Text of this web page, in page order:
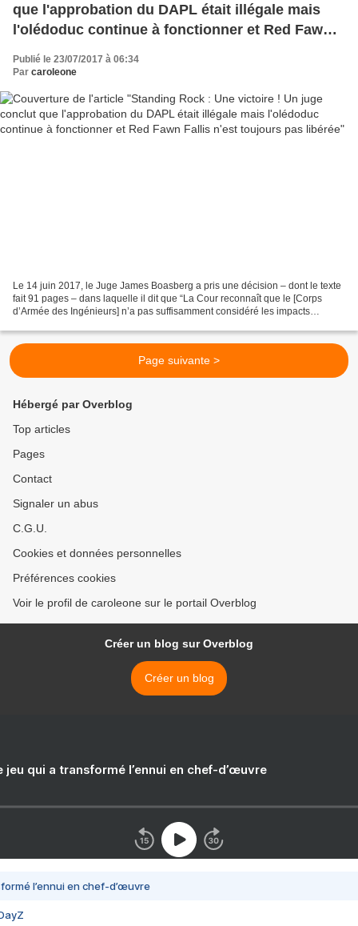
que l'approbation du DAPL était illégale mais
l'olédoduc continue à fonctionner et Red Fawn
Publié le 23/07/2017 à 06:34
Par caroleone
Le 14 juin 2017, le Juge James Boasberg a pris une décision – dont le texte
fait 91 pages – dans laquelle il dit que “La Cour reconnaît que le [Corps
d’Armée des Ingénieurs] n’a pas suffisamment considéré les impacts
Page suivante >
Hébergé par Overblog
Top articles
Pages
Contact
Signaler un abus
C.G.U.
Cookies et données personnelles
Préférences cookies
Voir le profil de caroleone sur le portail Overblog
Créer un blog sur Overblog
Créer un blog
jeu qui a transformé l’ennui en chef-d’œuvre
l’ennui en chef-d’œuvre